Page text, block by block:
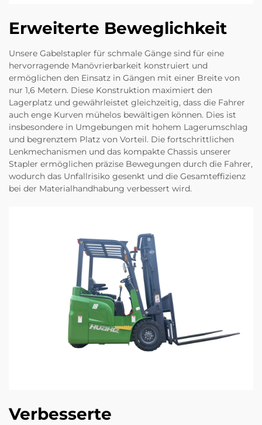
Erweiterte Beweglichkeit
Unsere Gabelstapler für schmale Gänge sind für eine
hervorragende Manövrierbarkeit konstruiert und
ermöglichen den Einsatz in Gängen mit einer Breite von
nur 1,6 Metern. Diese Konstruktion maximiert den
Lagerplatz und gewährleistet gleichzeitig, dass die Fahrer
auch enge Kurven mühelos bewältigen können. Dies ist
insbesondere in Umgebungen mit hohem Lagerumschlag
und begrenztem Platz von Vorteil. Die fortschrittlichen
Lenkmechanismen und das kompakte Chassis unserer
Stapler ermöglichen präzise Bewegungen durch die Fahrer,
wodurch das Unfallrisiko gesenkt und die Gesamteffizienz
bei der Materialhandhabung verbessert wird.
Verbesserte